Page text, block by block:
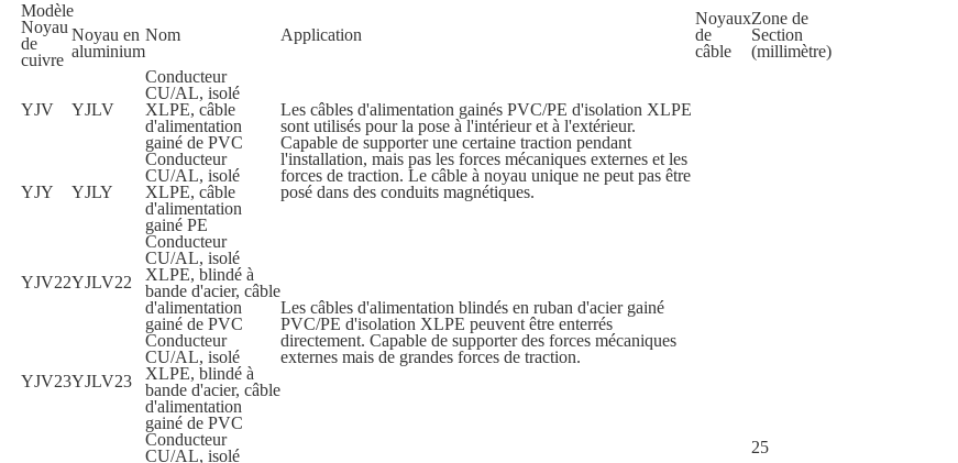
Modèle
Nom
Application
Noyaux
de
câble
Zone de
Section
(millimètre)
Noyau
de
cuivre
Noyau en
aluminium
YJV YJLV
Conducteur
CU/AL, isolé
XLPE, câble
d'alimentation
gainé de PVC
Les câbles d'alimentation gainés PVC/PE d'isolation XLPE
sont utilisés pour la pose à l'intérieur et à l'extérieur.
Capable de supporter une certaine traction pendant
l'installation, mais pas les forces mécaniques externes et les
forces de traction. Le câble à noyau unique ne peut pas être
posé dans des conduits magnétiques.
25
YJY YJLY
Conducteur
CU/AL, isolé
XLPE, câble
d'alimentation
gainé PE
YJV22YJLV22
Conducteur
CU/AL, isolé
XLPE, blindé à
bande d'acier, câble
d'alimentation
gainé de PVC
Les câbles d'alimentation blindés en ruban d'acier gainé
PVC/PE d'isolation XLPE peuvent être enterrés
directement. Capable de supporter des forces mécaniques
externes mais de grandes forces de traction.
YJV23YJLV23
Conducteur
CU/AL, isolé
XLPE, blindé à
bande d'acier, câble
d'alimentation
gainé de PVC
Conducteur
CU/AL, isolé